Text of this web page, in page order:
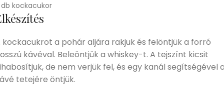
kockacukor
kockacukrot a pohár aljára rakjuk és felöntjük a forró
kávéval. Beleöntjük a whiskey-t. A tejszínt kicsit
de nem verjük fel, és egy kanál segítségével
tetejére öntjük.